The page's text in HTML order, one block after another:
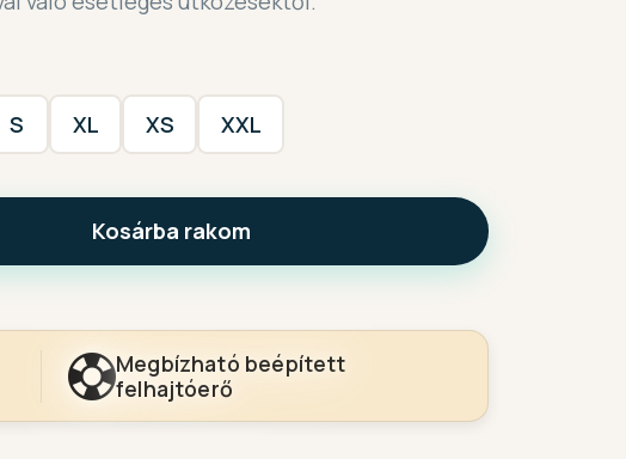
S XL XS XXL
Kosárba rakom
Megbízható beépített
felhajtóerő